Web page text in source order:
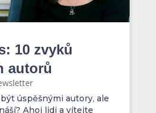
10 zvyků
autorů
úspěšnými autory, ale
Ahoj lidi a vítejte